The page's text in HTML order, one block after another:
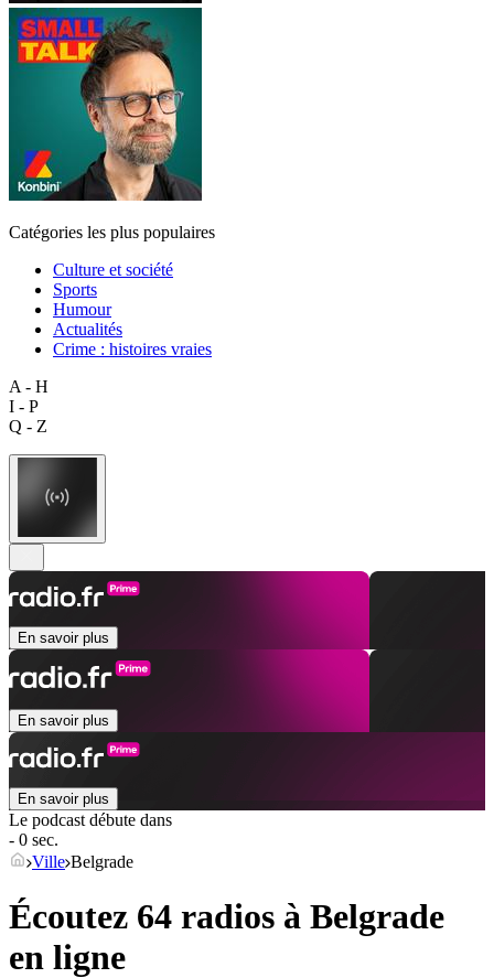
Catégories les plus populaires
Culture et société
Sports
Humour
Actualités
Crime : histoires vraies
A - H
I - P
Q - Z
En savoir plus
En savoir plus
En savoir plus
Le podcast débute dans
- 0 sec.
Ville Belgrade
Écoutez 64 radios à Belgrade
en ligne